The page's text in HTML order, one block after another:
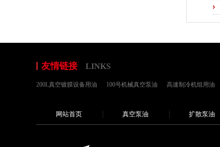
友情链接 LINKS
200L真空镀膜设备用油 100号机械真空泵油 高速制冷机组用油
网站首页 真空泵油 扩散泵油